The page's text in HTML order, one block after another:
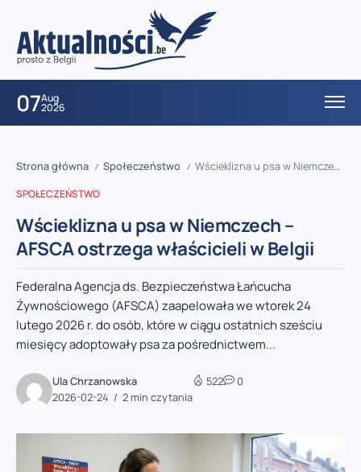
07Aug
2026
Strona główna / Społeczeństwo / Wścieklizna u psa w Niemczech – AFSCA ostrzega właścicieli w Belgii
SPOŁECZEŃSTWO
Wścieklizna u psa w Niemczech –
AFSCA ostrzega właścicieli w Belgii
Federalna Agencja ds. Bezpieczeństwa Łańcucha
Żywnościowego (AFSCA) zaapelowała we wtorek 24
lutego 2026 r. do osób, które w ciągu ostatnich sześciu
miesięcy adoptowały psa za pośrednictwem...
Ula Chrzanowska
2026-02-24
2 min czytania
522 0